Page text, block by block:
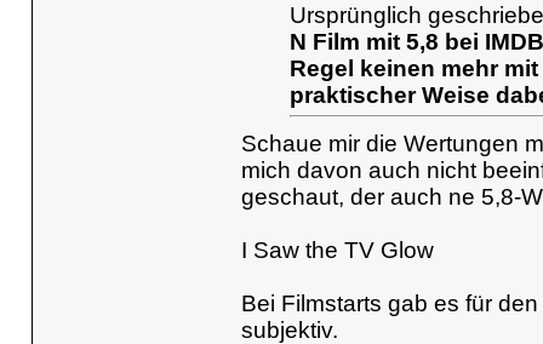
Ursprünglich
N Film mit 5,8 bei
Regel keinen mehr
praktischer Weise
Schaue mir die Wertungen
mich davon auch nicht
geschaut, der auch ne 5,8-
I Saw the TV Glow
Bei Filmstarts gab es für
subjektiv.